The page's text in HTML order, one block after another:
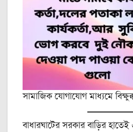
সামাজিক যোগাযোগ মাধ্যমে
বাধারঘাটের সরকার বাড়ির